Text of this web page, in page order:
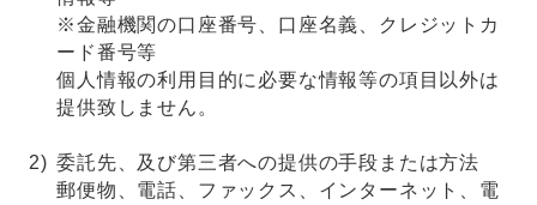
※金融機関の口座番号、口座名義、クレジットカ
ード番号等
個人情報の利用目的に必要な情報等の項目以外は
提供致しません。
2) 委託先、及び第三者への提供の手段または方法
郵便物、電話、ファックス、インターネット、電